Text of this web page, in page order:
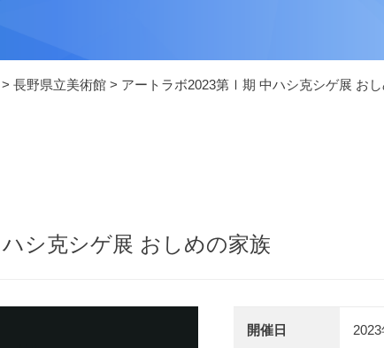
長野県立美術館 > アートラボ2023第Ⅰ期 中ハシ克シゲ展 お
シ克シゲ展 おしめの家族
開催日